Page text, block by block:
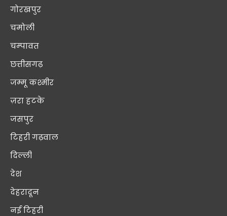
गोरखपुर
चमोली
चम्पावत
छत्तीसगढ़
जम्मू कश्मीर
ज़रा हटके
जसपुर
टिहरी गढ़वाल
दिल्ली
देश
देहरादून
नई टिहरी